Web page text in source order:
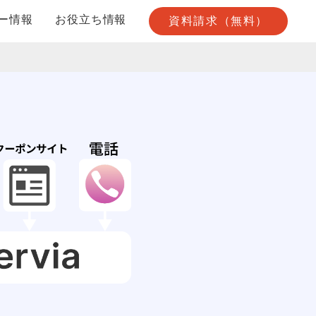
情報 お役立ち情報 資料請求（無料）